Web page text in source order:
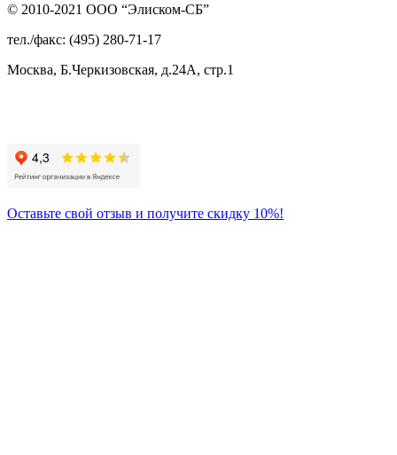
© 2010-2021 ООО “Элиском-СБ”
тел./факс: (495) 280-71-17
Москва, Б.Черкизовская, д.24А, стр.1
Оставьте свой отзыв и получите скидку 10%!